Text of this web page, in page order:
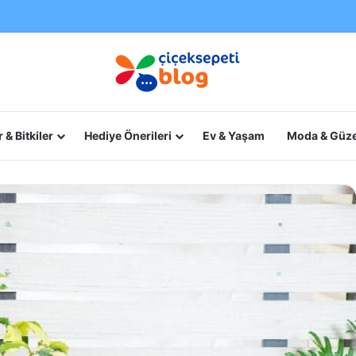
& Bitkiler Hediye Önerileri Ev & Yaşam Moda &